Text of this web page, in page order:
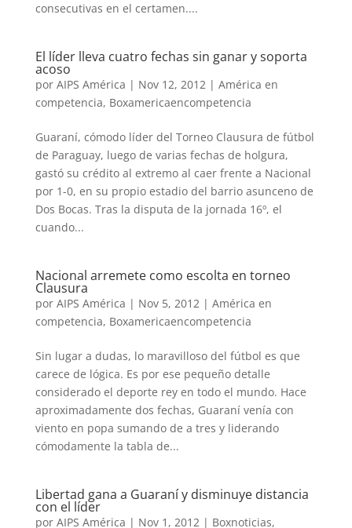
consecutivas en el certamen....
El líder lleva cuatro fechas sin ganar y soporta
acoso
por AIPS América | Nov 12, 2012| América en
competencia, Boxamericaencompetencia
Guaraní, cómodo líder del Torneo Clausura de fútbol
de Paraguay, luego de varias fechas de holgura,
gastó su crédito al extremo al caer frente a Nacional
por 1-0, en su propio estadio del barrio asunceno de
Dos Bocas. Tras la disputa de la jornada 16º, el
cuando...
Nacional arremete como escolta en torneo
Clausura
por AIPS América | Nov 5, 2012| América en
competencia, Boxamericaencompetencia
Sin lugar a dudas, lo maravilloso del fútbol es que
carece de lógica. Es por ese pequeño detalle
considerado el deporte rey en todo el mundo. Hace
aproximadamente dos fechas, Guaraní venía con
viento en popa sumando de a tres y liderando
cómodamente la tabla de...
Libertad gana a Guaraní y disminuye distancia
con el líder
por AIPS América | Nov 1, 2012| Boxnoticias,